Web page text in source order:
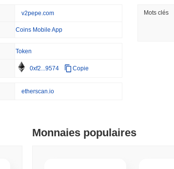
JPYC lève 38 millions de dollars
COM Maruwa parie sur le
BITCOIN HACKERS
critiques en environ un jour
Western Union transforme les
v2pepe.com
Coins Mobile App
Token
0xf2...9574 Copie
etherscan.io
Mots clés
Monnaies populaires